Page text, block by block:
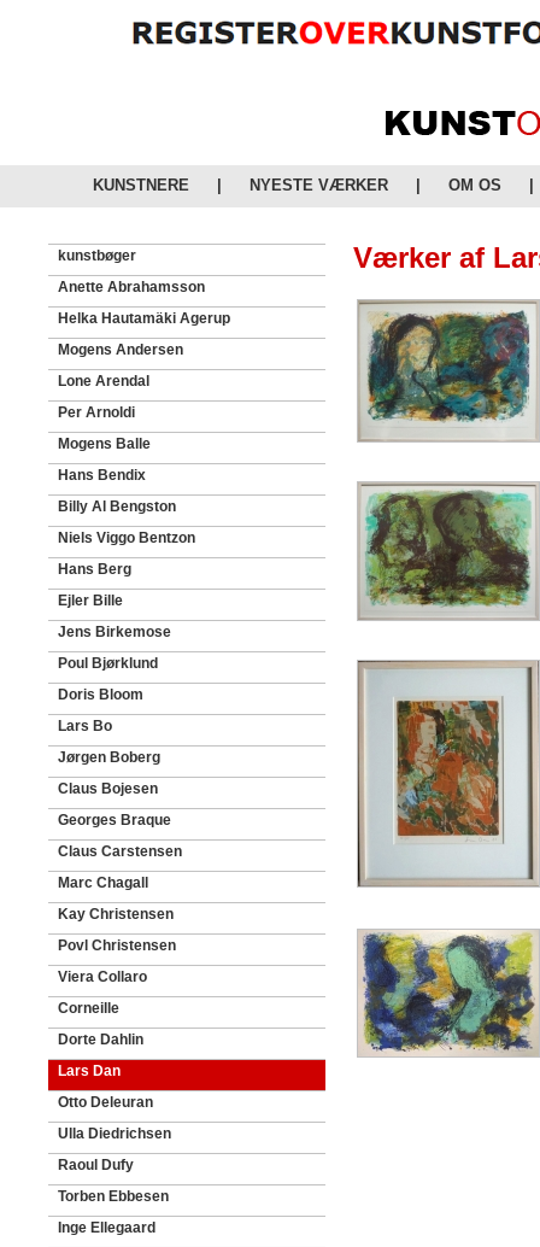
KUNSTNERE NYESTE VÆRKER OM OS
kunstbøger
Anette Abrahamsson
Helka Hautamäki Agerup
Mogens Andersen
Lone Arendal
Per Arnoldi
Mogens Balle
Hans Bendix
Billy Al Bengston
Niels Viggo Bentzon
Hans Berg
Ejler Bille
Jens Birkemose
Poul Bjørklund
Doris Bloom
Lars Bo
Jørgen Boberg
Claus Bojesen
Georges Braque
Claus Carstensen
Marc Chagall
Kay Christensen
Povl Christensen
Viera Collaro
Corneille
Dorte Dahlin
Lars Dan
Otto Deleuran
Ulla Diedrichsen
Raoul Dufy
Torben Ebbesen
Inge Ellegaard
Værker af